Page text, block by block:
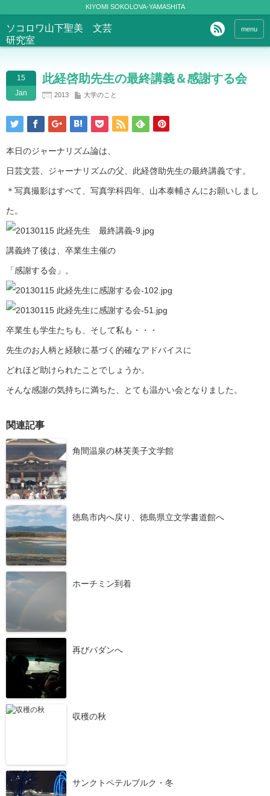
KIYOMI SOKOLOVA-YAMASHITA
ソコロワ山下聖美 文芸
研究室
menu
15
Jan
此経啓助先生の最終講義＆感謝する会
2013 大学のこと
本日のジャーナリズム論は、
日芸文芸、ジャーナリズムの父、此経啓助先生の最終講義です。
＊写真撮影はすべて、写真学科四年、山本泰輔さんにお願いしまし
た。
講義終了後は、卒業生主催の
「感謝する会」。
卒業生も学生たちも、そして私も・・・
先生のお人柄と経験に基づく的確なアドバイスに
どれほど助けられたことでしょうか。
そんな感謝の気持ちに満ちた、とても温かい会となりました。
関連記事
角間温泉の林芙美子文学館
徳島市内へ戻り、徳島県立文学書道館へ
ホーチミン到着
再びパダンへ
収穫の秋
サンクトペテルブルク・冬